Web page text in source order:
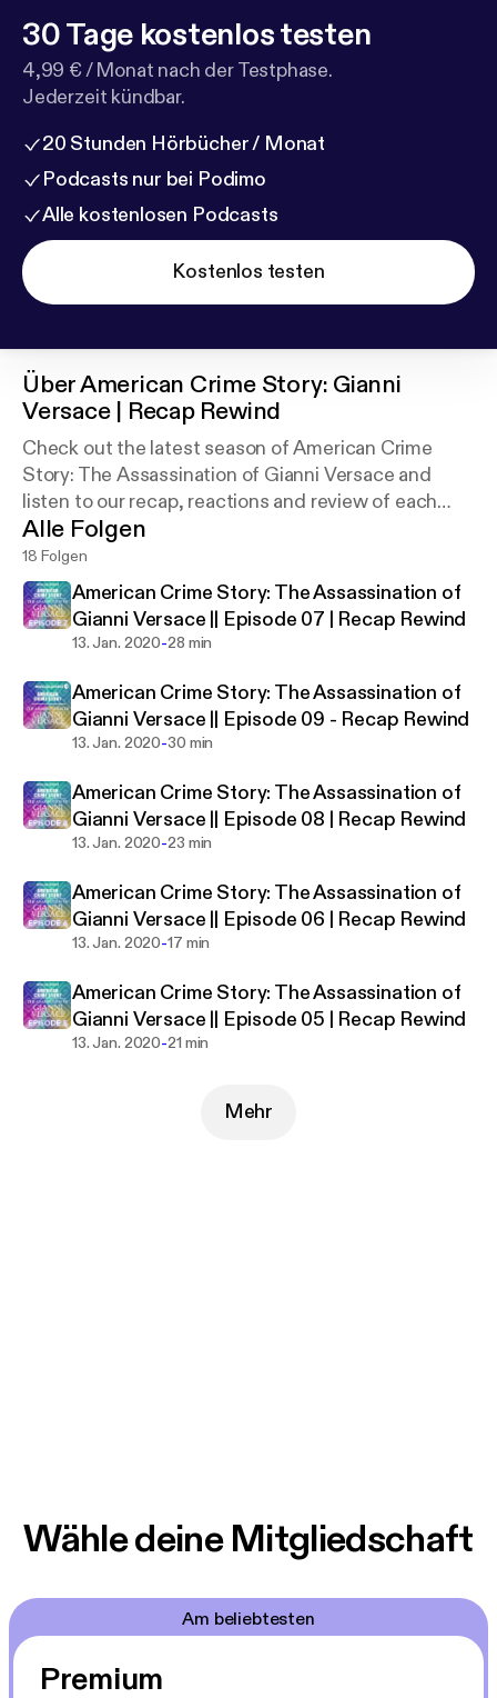
30 Tage kostenlos testen
4,99 € / Monat nach der Testphase.
Jederzeit kündbar.
20 Stunden Hörbücher / Monat
Podcasts nur bei Podimo
Alle kostenlosen Podcasts
Kostenlos testen
ÜberAmerican Crime Story: Gianni
Versace | Recap Rewind
Check out the latest season of American Crime
Story: The Assassination of Gianni Versace and
listen to our recap, reactions and review of each
episode! Join the conversation and tweet us at
recap_rewind
Alle Folgen
18 Folgen
American Crime Story: The Assassination of
Gianni Versace || Episode 07 | Recap Rewind
13. Jan. 2020-28 min
American Crime Story: The Assassination of
Gianni Versace || Episode 09 - Recap Rewind
13. Jan. 2020-30 min
American Crime Story: The Assassination of
Gianni Versace || Episode 08 | Recap Rewind
13. Jan. 2020-23 min
American Crime Story: The Assassination of
Gianni Versace || Episode 06 | Recap Rewind
13. Jan. 2020-17 min
American Crime Story: The Assassination of
Gianni Versace || Episode 05 | Recap Rewind
13. Jan. 2020-21 min
Mehr
Wähle deine Mitgliedschaft
Am beliebtesten
Premium